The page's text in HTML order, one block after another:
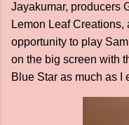
Jayakumar, producers
Lemon Leaf
opportunity to play
on the big screen with
Blue Star as much as I